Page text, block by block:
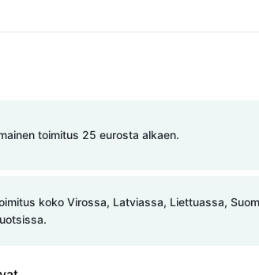
toimitus 25 eurosta alkaen.
koko Virossa, Latviassa, Liettuassa,